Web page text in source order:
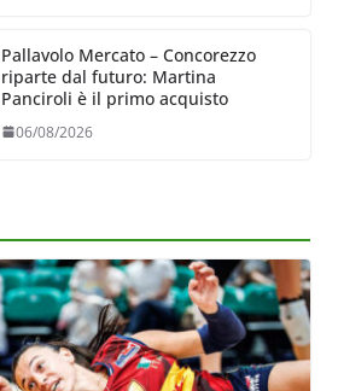
Pallavolo Mercato – Concorezzo
riparte dal futuro: Martina
Panciroli è il primo acquisto
06/08/2026